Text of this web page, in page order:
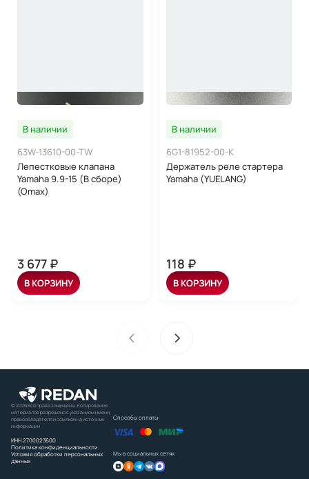
В наличии
63W-13610-00-TW
Лепестковые клапана
Yamaha 9.9-15 (В сборе)
(Omax)
3 677 ₽
В КОРЗИНУ
В наличии
6G1-81952-00-K
Держатель реле стартера
Yamaha (YUELANG)
118 ₽
В КОРЗИНУ
© 2026 Все права защищены. Копирование
материалов разрешено с указанием имени
правообладателя и ссылкой на источник
информации
ИНН 2700023600
Политика конфиденциальности
Условия обработки персональных
данных
Способы оплаты:
Мы в социальных сетях